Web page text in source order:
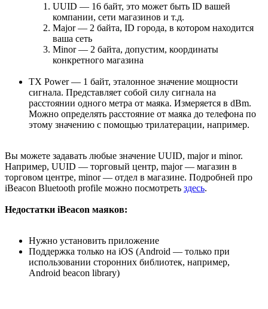
UUID — 16 байт, это может быть ID вашей
компании, сети магазинов и т.д.
Major — 2 байта, ID города, в котором находится
ваша сеть
Minor — 2 байта, допустим, координаты
конкретного магазина
TX Power — 1 байт, эталонное значение мощности
сигнала. Представляет собой силу сигнала на
расстоянии одного метра от маяка. Измеряется в dBm.
Можно определять расстояние от маяка до телефона по
этому значению с помощью трилатерации, например.
Вы можете задавать любые значение UUID, major и minor.
Например, UUID — торговый центр, major — магазин в
торговом центре, minor — отдел в магазине. Подробней про
iBeacon Bluetooth profile можно посмотреть здесь.
Недостатки iBeacon маяков:
Нужно установить приложение
Поддержка только на iOS (Android — только при
использовании сторонних библиотек, например,
Android beacon library)